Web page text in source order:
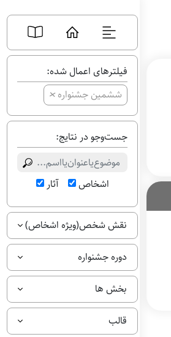
فیلترهای اعمال شده:
ششمین جشنواره+
جست‌وجو در نتایج:
اشخاص آثار
نقش شخص(ویژه اشخاص)
دوره جشنواره
بخش ها
قالب